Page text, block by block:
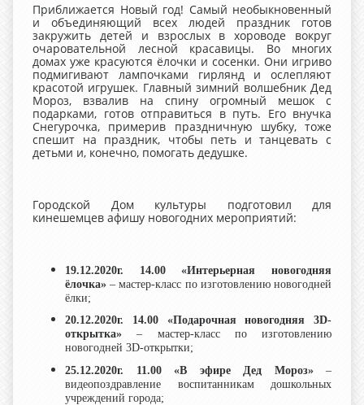
Приближается Новый год! Самый необыкновенный
и объединяющий всех людей праздник готов
закружить детей и взрослых в хороводе вокруг
очаровательной лесной красавицы. Во многих
домах уже красуются ёлочки и сосенки. Они игриво
подмигивают лампочками гирлянд и ослепляют
красотой игрушек. Главный зимний волшебник Дед
Мороз, взвалив на спину огромный мешок с
подарками, готов отправиться в путь. Его внучка
Снегурочка, примерив праздничную шубку, тоже
спешит на праздник, чтобы петь и танцевать с
детьми и, конечно, помогать дедушке.
Городской Дом культуры подготовил для
кинешемцев афишу новогодних мероприятий:
19.12.2020г. 14.00«Интерьерная новогодняя
ёлочка» – мастер-класс по изготовлению новогодней
ёлки;
20.12.2020г. 14.00 «Подарочная новогодняя 3D-
открытка» – мастер-класс по изготовлению
новогодней 3D-открытки;
25.12.2020г. 11.00 «В эфире Дед Мороз»–
видеопоздравление воспитанникам дошкольных
учреждений города;